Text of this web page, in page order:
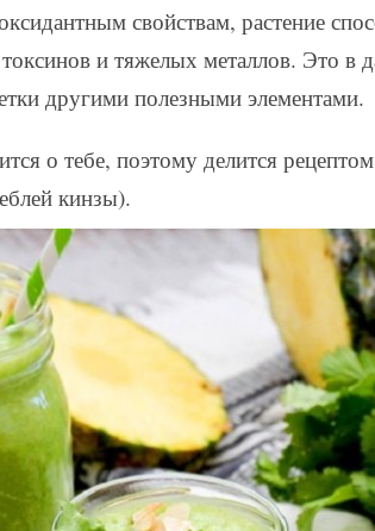
свойствам, растение
и тяжелых металлов. Это в
другими полезными элементами.
о тебе, поэтому делится рецептом
кинзы).